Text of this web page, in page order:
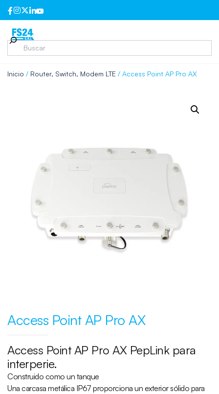
Inicio / Router, Switch, Modem LTE / Access Point AP Pro AX
Access Point AP Pro AX
Access Point AP Pro AX PepLink para
interperie.
Construido como un tanque
Una carcasa metálica IP67 proporciona un exterior sólido para